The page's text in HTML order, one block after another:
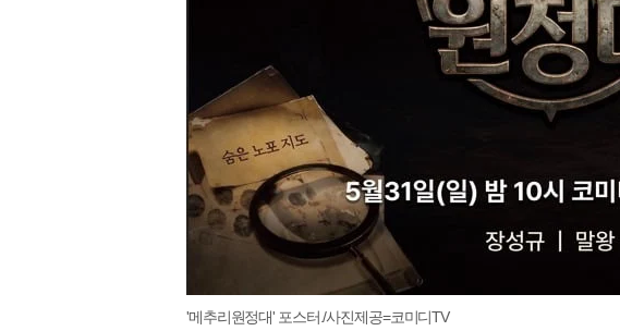
'메추리원정대' 포스터./사진제공=코미디TV